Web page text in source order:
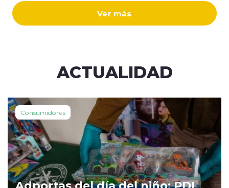
Ver más
ACTUALIDAD
Consumidores
Adportas del día del niño: PDI